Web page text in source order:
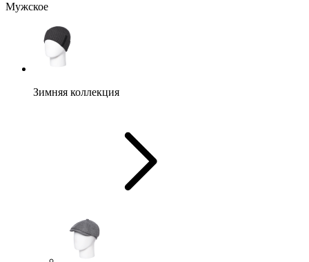
Мужское
Зимняя коллекция